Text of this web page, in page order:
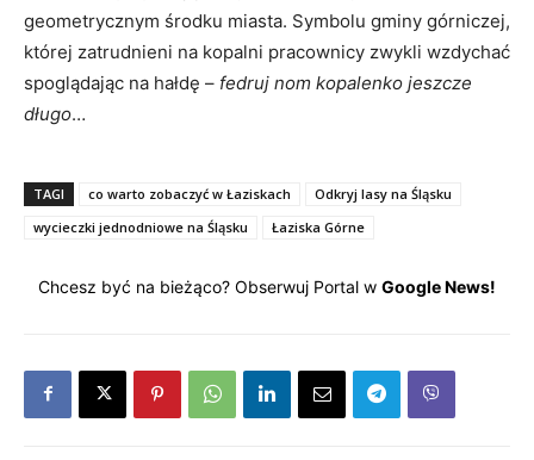
geometrycznym środku miasta. Symbolu gminy górniczej,
której zatrudnieni na kopalni pracownicy zwykli wzdychać
spoglądając na hałdę – fedruj nom kopalenko jeszcze
długo…
TAGI co warto zobaczyć w Łaziskach
Odkryj lasy na Śląsku
wycieczki jednodniowe na Śląsku
Łaziska Górne
Chcesz być na bieżąco? Obserwuj Portal w Google News!